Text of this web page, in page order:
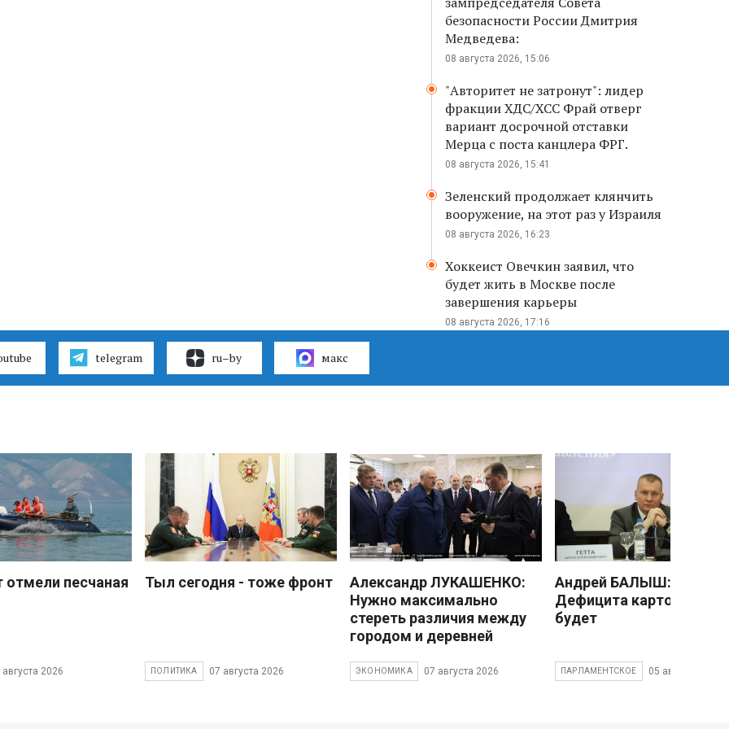
безопасности России Дмитрия
Медведева:
08 августа 2026, 15:06
"Авторитет не затронут": лидер
фракции ХДС/ХСС Фрай отверг
вариант досрочной отставки
Мерца с поста канцлера ФРГ.
08 августа 2026, 15:41
Зеленский продолжает клянчить
вооружение, на этот раз у Израиля
08 августа 2026, 16:23
Хоккеист Овечкин заявил, что
будет жить в Москве после
завершения карьеры
08 августа 2026, 17:16
telegram ru–by макс
песчаная
августа 2026
Тыл сегодня - тоже фронт
ПОЛИТИКА 07 августа 2026
Александр ЛУКАШЕНКО:
Нужно максимально
стереть различия между
городом и деревней
ЭКОНОМИКА 07 августа 2026
Андрей БАЛЫШ:
Дефицита картофеля не
будет
ПАРЛАМЕНТСКОЕ 05 августа 2026